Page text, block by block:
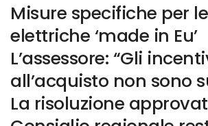
Misure specifiche per
elettriche ‘made in Eu’
L’assessore: “Gli
all’acquisto non sono
La risoluzione